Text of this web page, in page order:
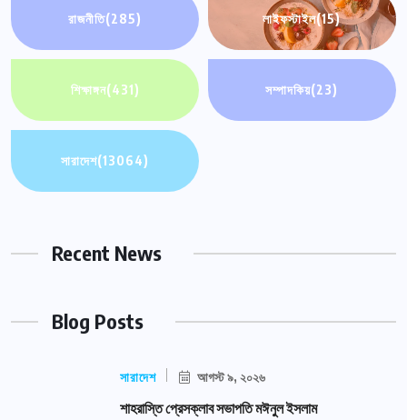
রাজনীতি(285) লাইফস্টাইল(15)
শিক্ষাঙ্গন(431) সম্পাদকিয়(23)
সারাদেশ(13064)
Recent News
Blog Posts
সারাদেশ আগস্ট ৯, ২০২৬
শাহরাস্তি প্রেসক্লাব সভাপতি মঈনুল ইসলাম